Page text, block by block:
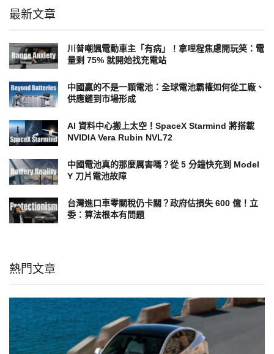
最新文章
川普嘲諷電動車主「有病」！拿哩程焦慮開玩笑：電
量剩 75% 就開始找充電站
中國贏的不是一顆電池：全球電池霸權如何從工廠、
供應鏈到市場形成
AI 資料中心搬上太空！SpaceX Starmind 將搭載
NVIDIA Vera Rubin NVL72
中國電池真的那麼厲害嗎？從 5 分鐘快充到 Model
Y 刀片電池故障
台灣進口車零關稅仍卡關？政府估損失 600 億！立
委：算法根本有問題
熱門文章